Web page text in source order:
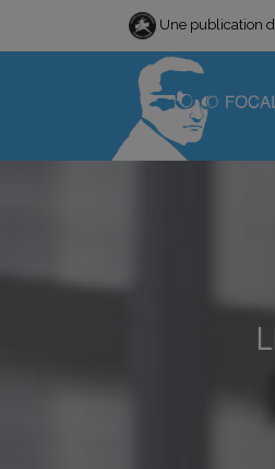
Une publication